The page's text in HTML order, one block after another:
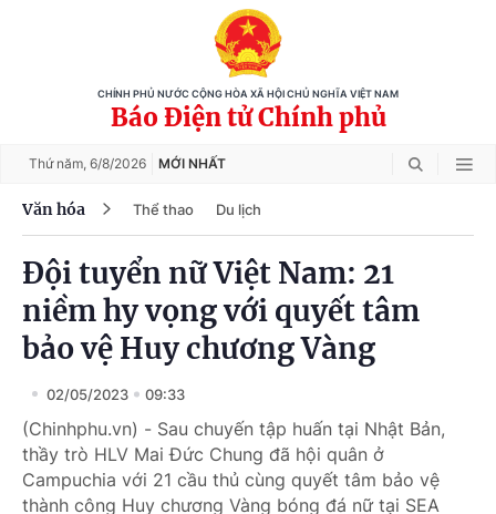
CHÍNH PHỦ NƯỚC CỘNG HÒA XÃ HỘI CHỦ NGHĨA VIỆT NAM
Báo Điện tử Chính phủ
Thứ năm, 6/8/2026 MỚI NHẤT
Văn hóa Thể thao Du lịch
Đội tuyển nữ Việt Nam: 21
niềm hy vọng với quyết tâm
bảo vệ Huy chương Vàng
02/05/2023 09:33
(Chinhphu.vn) - Sau chuyến tập huấn tại Nhật Bản,
thầy trò HLV Mai Đức Chung đã hội quân ở
Campuchia với 21 cầu thủ cùng quyết tâm bảo vệ
thành công Huy chương Vàng bóng đá nữ tại SEA